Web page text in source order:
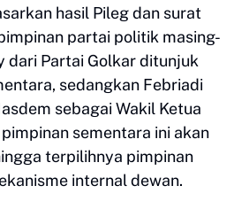
hasil Pileg dan surat
partai politik masing-
dari Partai Golkar ditunjuk
sedangkan Febriadi
sebagai Wakil Ketua
sementara ini akan
terpilihnya pimpinan
internal dewan.